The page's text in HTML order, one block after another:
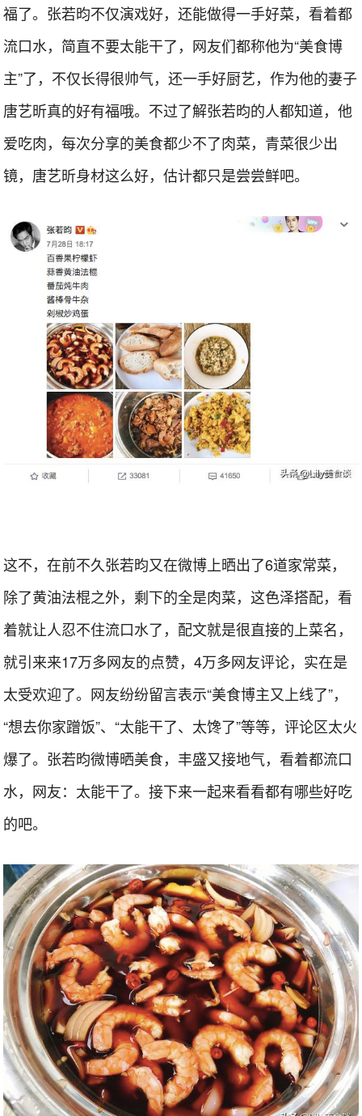
福了。张若昀不仅演戏好，还能做得一手好菜，看着都
流口水，简直不要太能干了，网友们都称他为“美食博
主”了，不仅长得很帅气，还一手好厨艺，作为他的妻子
唐艺昕真的好有福哦。不过了解张若昀的人都知道，他
爱吃肉，每次分享的美食都少不了肉菜，青菜很少出
镜，唐艺昕身材这么好，估计都只是尝尝鲜吧。
这不，在前不久张若昀又在微博上晒出了6道家常菜，
除了黄油法棍之外，剩下的全是肉菜，这色泽搭配，看
着就让人忍不住流口水了，配文就是很直接的上菜名，
就引来来17万多网友的点赞，4万多网友评论，实在是
太受欢迎了。网友纷纷留言表示“美食博主又上线了”，
“想去你家蹭饭”、“太能干了、太馋了”等等，评论区太火
爆了。张若昀微博晒美食，丰盛又接地气，看着都流口
水，网友：太能干了。接下来一起来看看都有哪些好吃
的吧。